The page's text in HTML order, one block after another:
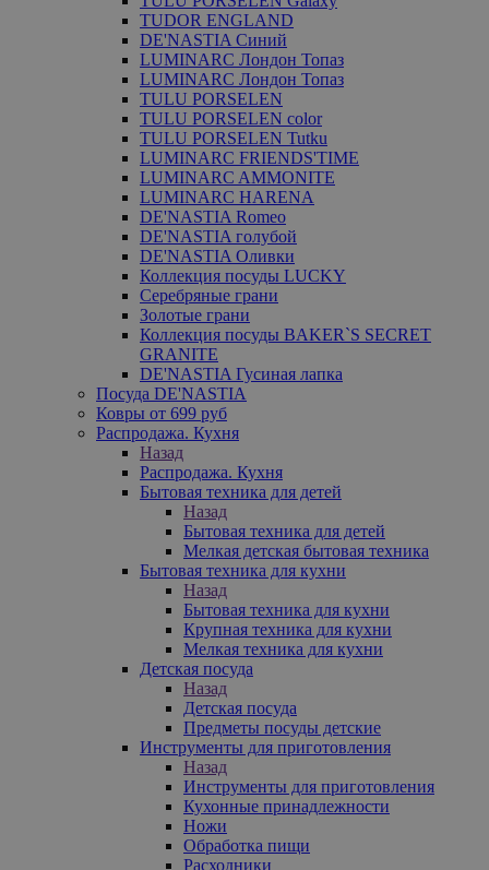
TUDOR ENGLAND
DE'NASTIA Синий
LUMINARC Лондон Топаз
LUMINARC Лондон Топаз
TULU PORSELEN
TULU PORSELEN color
TULU PORSELEN Tutku
LUMINARC FRIENDS'TIME
LUMINARC AMMONITE
LUMINARC HARENA
DE'NASTIA Romeo
DE'NASTIA голубой
DE'NASTIA Оливки
Коллекция посуды LUCKY
Серебряные грани
Золотые грани
Коллекция посуды BAKER`S SECRET
GRANITE
DE'NASTIA Гусиная лапка
Посуда DE'NASTIA
Ковры от 699 руб
Распродажа. Кухня
Назад
Распродажа. Кухня
Бытовая техника для детей
Назад
Бытовая техника для детей
Мелкая детская бытовая техника
Бытовая техника для кухни
Назад
Бытовая техника для кухни
Крупная техника для кухни
Мелкая техника для кухни
Детская посуда
Назад
Детская посуда
Предметы посуды детские
Инструменты для приготовления
Назад
Инструменты для приготовления
Кухонные принадлежности
Ножи
Обработка пищи
Расходники